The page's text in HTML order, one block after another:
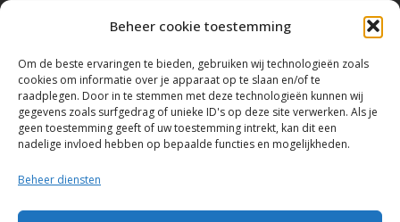
Beheer cookie toestemming
Om de beste ervaringen te bieden, gebruiken wij technologieën zoals
cookies om informatie over je apparaat op te slaan en/of te
raadplegen. Door in te stemmen met deze technologieën kunnen wij
gegevens zoals surfgedrag of unieke ID's op deze site verwerken. Als je
geen toestemming geeft of uw toestemming intrekt, kan dit een
nadelige invloed hebben op bepaalde functies en mogelijkheden.
Beheer diensten
“Voor de mooiste Blues, Rock, Roots &
Americana”
Copyright 2019 – 2026 Bluestown Music – All